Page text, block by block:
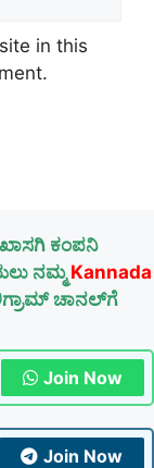
in this
ಕಂಪನಿ
ನಮ್ಮ Kannada
ಚಾನಲ್‌ಗೆ
Join Now
Join Now